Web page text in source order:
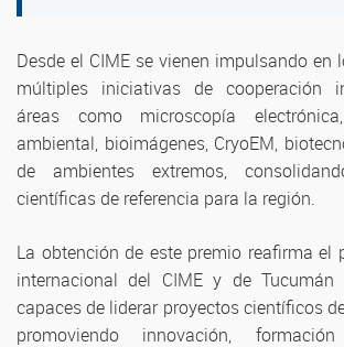
Desde el CIME se vienen impulsando en
múltiples iniciativas de cooperación
áreas como microscopía
ambiental, bioimágenes, CryoEM,
de ambientes extremos,
científicas de referencia para la región.
La obtención de este premio reafirma el
internacional del CIME y de Tucumán
capaces de liderar proyectos científicos
promoviendo innovación,